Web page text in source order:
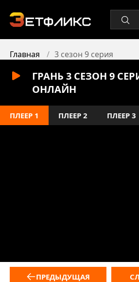
Главная 3 сезон 9 серия
ГРАНЬ 3 СЕЗОН 9
ОНЛАЙН
ПЛЕЕР 1 ПЛЕЕР 2 ПЛЕЕР 3
ПРЕДЫДУЩАЯ